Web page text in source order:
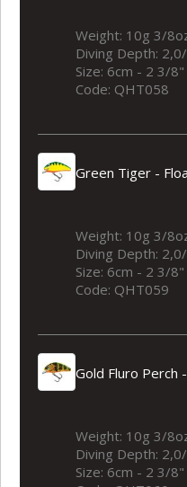
Weight: 10g 3/
Diving Depth:
Size: 6cm - 2 3/8"
Code: QHT058
Green Tiger -
Weight: 10g 3/
Diving Depth:
Size: 6cm - 2 3/8"
Code: QHT059
Gold Fluro Perch
Weight: 10g 3/
Diving Depth:
Size: 6cm - 2 3/8"